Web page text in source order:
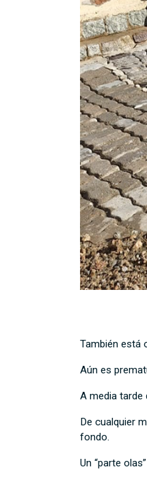
También está
Aún es
A media tarde
De cualquier
fondo.
Un “parte